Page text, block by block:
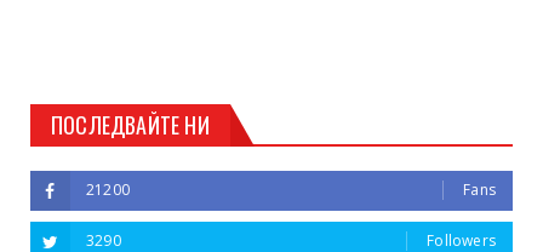
ПОСЛЕДВАЙТЕ НИ
21200 Fans
3290 Followers